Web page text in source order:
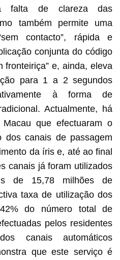
falta de clareza das
também permite uma
contacto”, rápida e
conjunta do código
fronteiriça” e, ainda, eleva
para 1 a 2 segundos
à forma de
Actualmente, há
que efectuaram o
dos canais de passagem
da íris e, até ao final
canais já foram utilizados
de 15,78 milhões de
taxa de utilização dos
do número total de
pelos residentes
canais automáticos
que este serviço é